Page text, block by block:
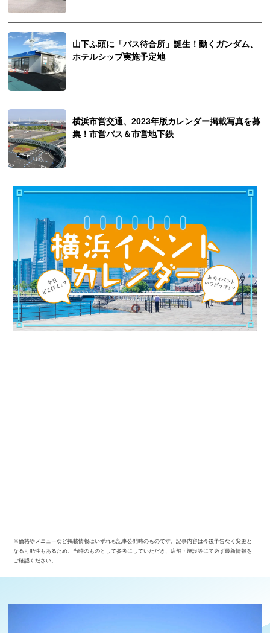
山下ふ頭に「バス待合所」誕生！動くガンダム、
ホテルシップ実施予定地
横浜市営交通、2023年版カレンダー掲載写真を募
集！市営バス＆市営地下鉄
※価格やメニューなど掲載情報はいずれも記事公開時のものです。記事内容は今後予告なく変更と
なる可能性もあるため、当時のものとして参考にしていただき、店舗・施設等にて必ず最新情報を
ご確認ください。